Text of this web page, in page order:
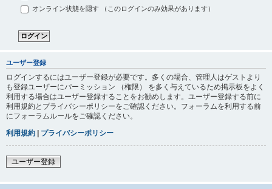
オンライン状態を隠す （このログインのみ効果があります）
ユーザー登録
ログインするにはユーザー登録が必要です。多くの場合、管理人はゲストより
も登録ユーザーにパーミッション （権限） を多く与えているため掲示板をよく
利用する場合はユーザー登録することをお勧めします。ユーザー登録する前に
利用規約とプライバシーポリシーをご確認ください。フォーラムを利用する前
にフォーラムルールをご確認ください。
利用規約 | プライバシーポリシー
ユーザー登録